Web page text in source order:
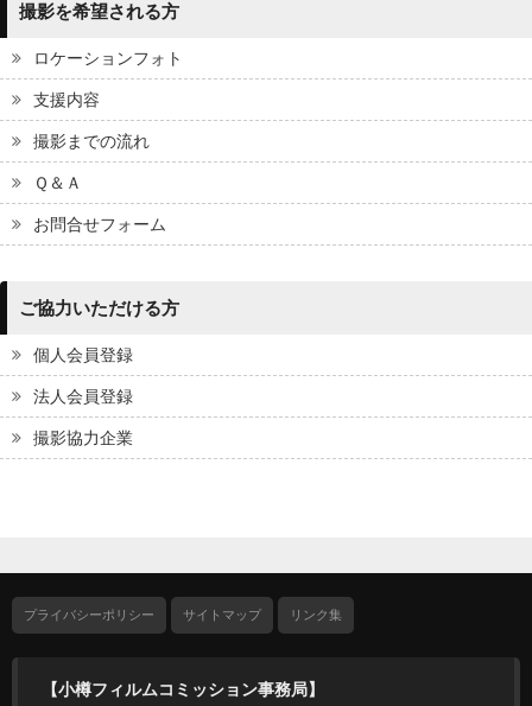
撮影を希望される方
ロケーションフォト
支援内容
撮影までの流れ
Ｑ＆Ａ
お問合せフォーム
ご協力いただける方
個人会員登録
法人会員登録
撮影協力企業
プライバシーポリシー サイトマップ リンク集
【小樽フィルムコミッション事務局】